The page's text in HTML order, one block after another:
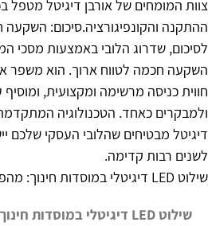
צוות המומחים של אורבן דיגיטל
ההתקנה והקונפיגורציה.סיכום:
לסיכום, שדרוג הלובי באמצעות מסכי
השקעה חכמה לטווח ארוך. הוא משפר
חווית כניסה מרשימה ומקצועית,
ולמבקרים כאחד. הטכנולוגיה
דיגיטל מבטיחים שהלובי העסקי שלכם
לשנים רבות קדימה.
שילוט LED דיגיטלי במוסדות חינוך: מהפכת התקשורת המודרנית
שילוטLED דיגיטלי במוסדות חינוך